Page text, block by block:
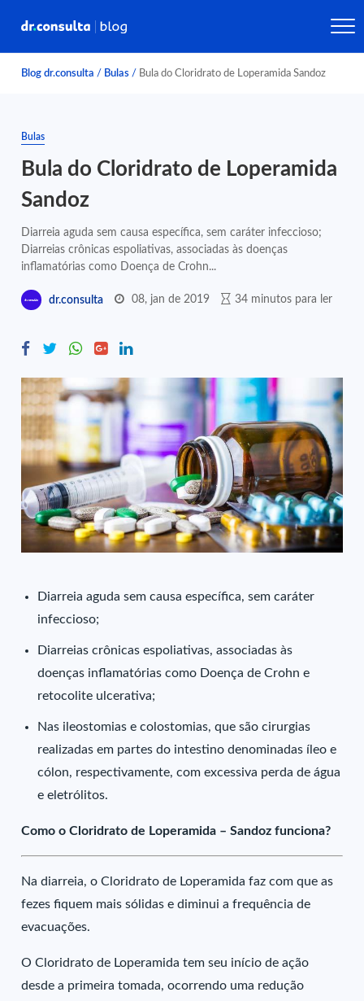
Blog dr.consulta / Bulas / Bula do Cloridrato de Loperamida Sandoz
Bulas
Bula do Cloridrato de Loperamida
Sandoz
Diarreia aguda sem causa específica, sem caráter infeccioso;
Diarreias crônicas espoliativas, associadas às doenças
inflamatórias como Doença de Crohn...
dr.consulta 08, jan de 2019 34 minutos para ler
Diarreia aguda sem causa específica, sem caráter
infeccioso;
Diarreias crônicas espoliativas, associadas às
doenças inflamatórias como Doença de Crohn e
retocolite ulcerativa;
Nas ileostomias e colostomias, que são cirurgias
realizadas em partes do intestino denominadas íleo e
cólon, respectivamente, com excessiva perda de água
e eletrólitos.
Como o Cloridrato de Loperamida – Sandoz funciona?
Na diarreia, o Cloridrato de Loperamida faz com que as
fezes fiquem mais sólidas e diminui a frequência de
evacuações.
O Cloridrato de Loperamida tem seu início de ação
desde a primeira tomada, ocorrendo uma redução